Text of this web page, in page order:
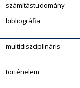
számítástudomány
bibliográfia
multidiszciplináris
történelem